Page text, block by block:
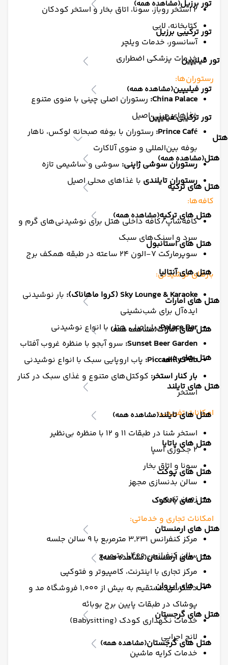
تور برزیل(مشاهده همه)
تور ترکیبی برزیل
تور فیلیپین
تور فیلیپین(مشاهده همه)
تور ترکیبی فیلیپین
هتل
هتل(مشاهده همه)
هتل های ترکیه
هتل های ترکیه(مشاهده همه)
هتل های استانبول
هتل های آنتالیا
هتل های امارات
هتل های امارات(مشاهده همه)
هتل های دبی
هتل های تایلند
هتل های تایلند(مشاهده همه)
هتل های پاتایا
هتل های پوکت
هتل های بانکوک
هتل های ارمنستان
هتل های ارمنستان(مشاهده همه)
هتل های ایروان
هتل های گرجستان
هتل های گرجستان(مشاهده همه)
۲ استخر روباز، سونا، اتاق بخار و استخر کودکان
کتابخانه، لابی
آسانسور، خدمات ویلچر
خدمات پزشکی اضطراری
رستوران‌ها:
China Palace: رستوران اصلی چینی با منوی متنوع
غذاهای چینی اصیل
Prince Café: رستوران با بوفه صبحانه لوکس، ناهار
بوفه بین‌المللی و منوی آلاکارت
رستوران سوشی ژاپنی: سوشی و ساشیمی تازه
رستوران تایلندی با غذاهای محلی اصیل
کافه‌ها:
کافه‌شاپ/کافه داخلی هتل برای نوشیدنی‌های گرم و
سرد و اسنک‌های سبک
سوپرمارکت ۷-الون ۲۴ ساعته در طبقه همکف برج
بارهای نوشیدنی:
Sky Lounge & Karaoke (کروا ماهاناک):
بار نوشیدنی
ایده‌آل برای شب‌نشینی
Palace Bar:بار اصلی هتل با انواع نوشیدنی
Sunset Beer Garden: سرو آبجو با منظره غروب آفتاب
Piccadilly Pub: پاب اروپایی سبک با انواع نوشیدنی
بار کنار استخر: کوکتل‌های متنوع و غذای سبک در کنار
استخر
امکانات تفریحی:
استخر شنا در طبقات ۱۱ و ۱۲ با منظره بی‌نظیر
۲ جکوزی اسپا
سونا و اتاق بخار
سالن بدنسازی مجهز
زمین تنیس
امکانات تجاری و خدماتی:
مرکز کنفرانس ۳٬۲۳۱ مترمربع با ۹ سالن جلسه
سالن کنفرانس ۱٬۴۰۰ مترمربع
مرکز تجاری با اینترنت، کامپیوتر و فتوکپی
دسترسی مستقیم به بیش از ۱٬۰۰۰ فروشگاه مد و
پوشاک در طبقات پایین برج بوبائه
خدمات نگهداری کودک (Babysitting)
لانج اجرایی
خدمات کرایه ماشین